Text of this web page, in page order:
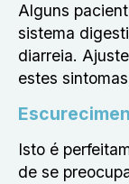
Alguns
sistema
diarreia.
estes
Isto é
de se